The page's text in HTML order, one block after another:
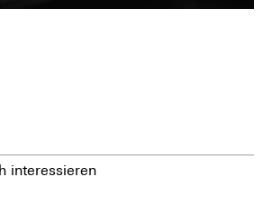
interessieren